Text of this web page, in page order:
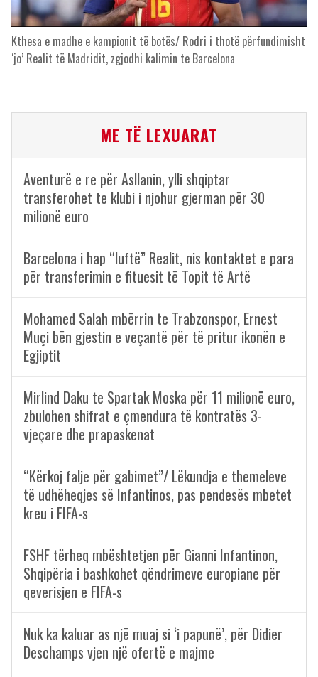
Kthesa e madhe e kampionit të botës/ Rodri i thotë përfundimisht
‘jo’ Realit të Madridit, zgjodhi kalimin te Barcelona
ME TË LEXUARAT
Aventurë e re për Asllanin, ylli shqiptar
transferohet te klubi i njohur gjerman për 30
milionë euro
Barcelona i hap “luftë” Realit, nis kontaktet e para
për transferimin e fituesit të Topit të Artë
Mohamed Salah mbërrin te Trabzonspor, Ernest
Muçi bën gjestin e veçantë për të pritur ikonën e
Egjiptit
Mirlind Daku te Spartak Moska për 11 milionë euro,
zbulohen shifrat e çmendura të kontratës 3-
vjeçare dhe prapaskenat
“Kërkoj falje për gabimet”/ Lëkundja e themeleve
të udhëheqjes së Infantinos, pas pendesës mbetet
kreu i FIFA-s
FSHF tërheq mbështetjen për Gianni Infantinon,
Shqipëria i bashkohet qëndrimeve europiane për
qeverisjen e FIFA-s
Nuk ka kaluar as një muaj si ‘i papunë’, për Didier
Deschamps vjen një ofertë e majme